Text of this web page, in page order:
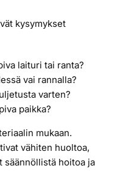
kysymykset
laituri tai ranta?
vai rannalla?
varten?
paikka?
mukaan.
vähiten huoltoa,
säännöllistä hoitoa ja